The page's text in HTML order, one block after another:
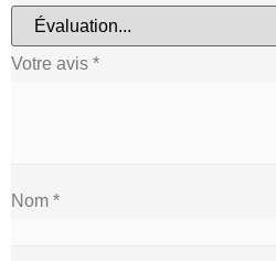
Votre avis *
Nom *